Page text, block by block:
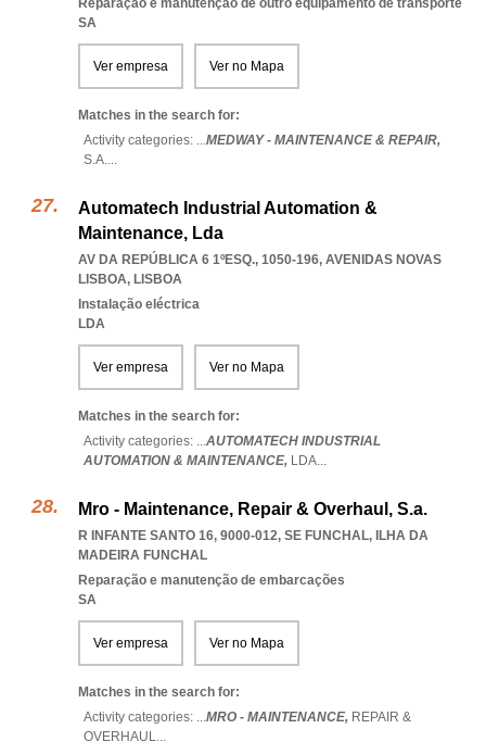
Reparação e manutenção de outro equipamento de transporte
SA
Ver empresa Ver no Mapa
Matches in the search for:
Activity categories: ...MEDWAY - MAINTENANCE & REPAIR,
S.A....
Automatech Industrial Automation &
Maintenance, Lda
AV DA REPÚBLICA 6 1ºESQ., 1050-196, AVENIDAS NOVAS
LISBOA, LISBOA
Instalação eléctrica
LDA
Ver empresa Ver no Mapa
Matches in the search for:
Activity categories: ...AUTOMATECH INDUSTRIAL
AUTOMATION & MAINTENANCE, LDA...
Mro - Maintenance, Repair & Overhaul, S.a.
R INFANTE SANTO 16, 9000-012, SE FUNCHAL, ILHA DA
MADEIRA FUNCHAL
Reparação e manutenção de embarcações
SA
Ver empresa Ver no Mapa
Matches in the search for:
Activity categories: ...MRO - MAINTENANCE, REPAIR &
OVERHAUL...